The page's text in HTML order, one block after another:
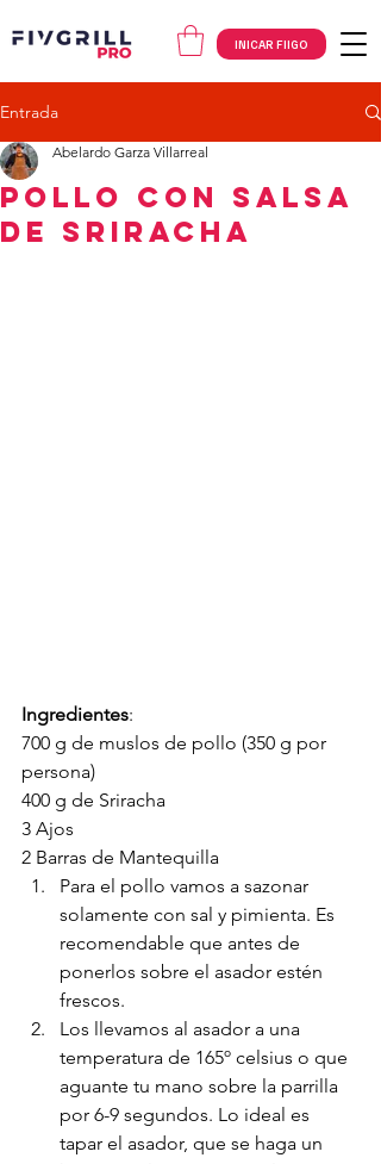
INICAR FIIGO
Entrada
Pollo con Salsa
de Sriracha
Abelardo Garza Villarreal
Ingredientes:
700 g de muslos de pollo (350 g por
persona)
400 g de Sriracha
3 Ajos
2 Barras de Mantequilla
Para el pollo vamos a sazonar
solamente con sal y pimienta. Es
recomendable que antes de
ponerlos sobre el asador estén
frescos.
Los llevamos al asador a una
temperatura de 165º celsius o que
aguante tu mano sobre la parrilla
por 6-9 segundos. Lo ideal es
tapar el asador, que se haga un